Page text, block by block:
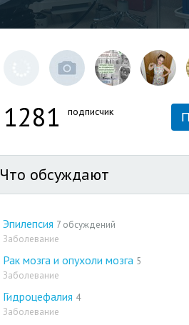
1281 подписчик
Что обсуждают
Эпилепсия 7 обсуждений
Заболевание
Рак мозга и опухоли мозга 5
Заболевание
Гидроцефалия 4
Заболевание